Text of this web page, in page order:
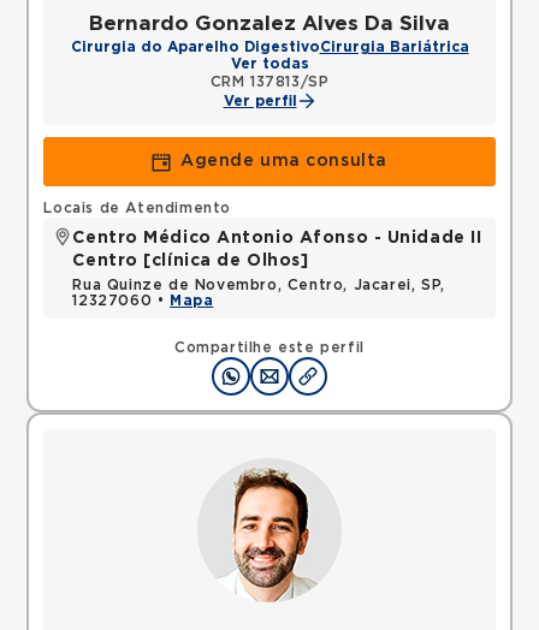
Bernardo Gonzalez Alves Da Silva
Cirurgia do Aparelho DigestivoCirurgia Bariátrica
Ver todas
CRM 137813/SP
Ver perfil
Agende uma consulta
Compartilhe este perfil
Locais de Atendimento
Centro Médico Antonio Afonso - Unidade II
Centro [clínica de Olhos]
Rua Quinze de Novembro, Centro, Jacarei, SP,
12327060 •
Mapa